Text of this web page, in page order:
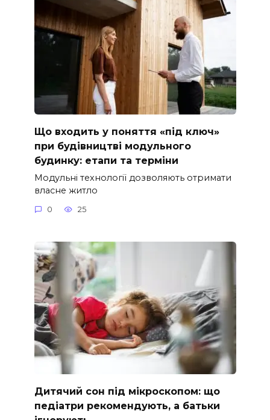
Що входить у поняття «під ключ»
при будівництві модульного
будинку: етапи та терміни
Модульні технології дозволяють отримати
власне житло
0 25
Дитячий сон під мікроскопом: що
педіатри рекомендують, а батьки